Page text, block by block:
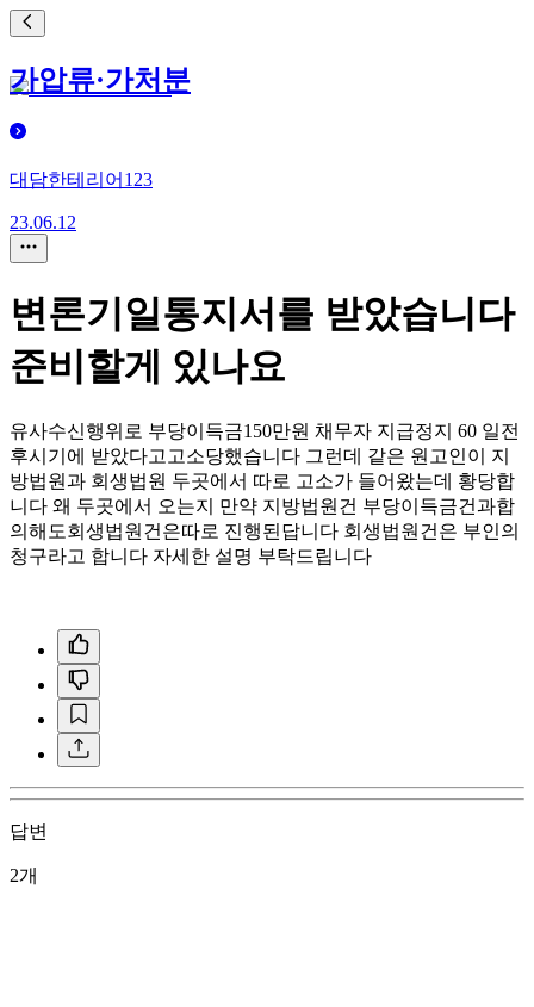
가압류·가처분
대담한테리어123
23.06.12
변론기일통지서를 받았습니다
준비할게 있나요
유사수신행위로 부당이득금150만원 채무자 지급정지 60 일전
후시기에 받았다고고소당했습니다 그런데 같은 원고인이 지
방법원과 회생법원 두곳에서 따로 고소가 들어왔는데 황당합
니다 왜 두곳에서 오는지 만약 지방법원건 부당이득금건과합
의해도회생법원건은따로 진행된답니다 회생법원건은 부인의
청구라고 합니다 자세한 설명 부탁드립니다
답변
2개